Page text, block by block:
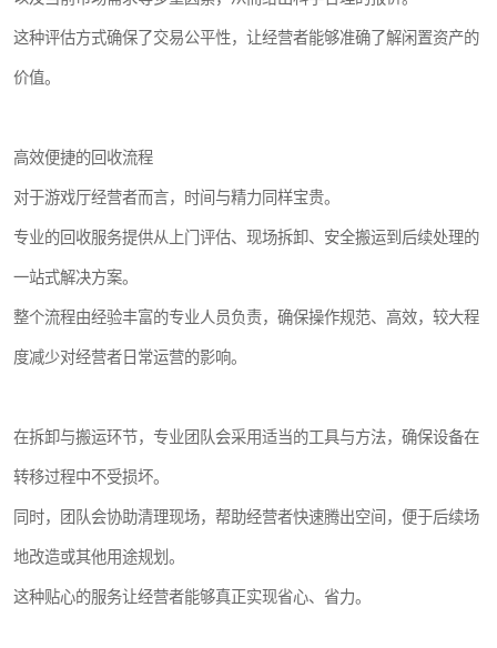
这种评估方式确保了交易公平性，让经营者能够准确了解闲置资产的
价值。
高效便捷的回收流程
对于游戏厅经营者而言，时间与精力同样宝贵。
专业的回收服务提供从上门评估、现场拆卸、安全搬运到后续处理的
一站式解决方案。
整个流程由经验丰富的专业人员负责，确保操作规范、高效，较大程
度减少对经营者日常运营的影响。
在拆卸与搬运环节，专业团队会采用适当的工具与方法，确保设备在
转移过程中不受损坏。
同时，团队会协助清理现场，帮助经营者快速腾出空间，便于后续场
地改造或其他用途规划。
这种贴心的服务让经营者能够真正实现省心、省力。